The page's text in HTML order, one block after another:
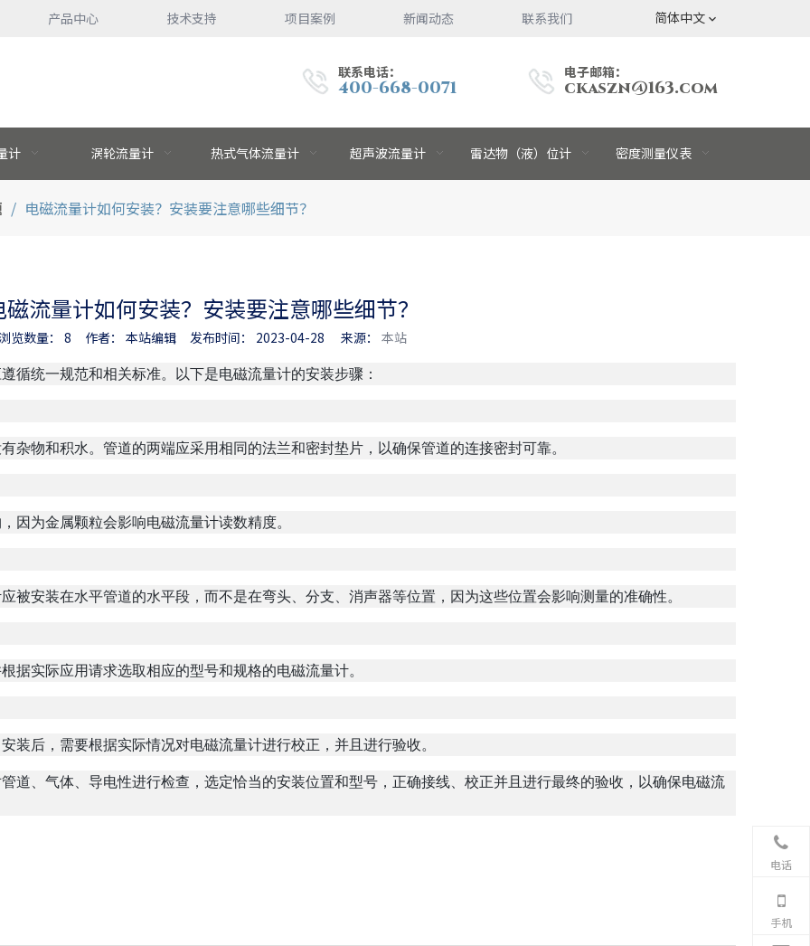
产品中心 技术支持 项目案例 新闻动态 联系我们 简体中文
联系电话：
400-668-0071
电子邮箱：
ckaszn@163.com
计 涡轮流量计 热式气体流量计 超声波流量计 雷达物（液）位计 密度测量仪表
/ 电磁流量计如何安装？安装要注意哪些细节？
磁流量计如何安装？安装要注意哪些细节？
览数量： 8 作者： 本站编辑 发布时间： 2023-04-28 来源： 本站
循统一规范和相关标准。以下是电磁流量计的安装步骤：
杂物和积水。管道的两端应采用相同的法兰和密封垫片，以确保管道的连接密封可靠。
因为金属颗粒会影响电磁流量计读数精度。
被安装在水平管道的水平段，而不是在弯头、分支、消声器等位置，因为这些位置会影响测量的准确性。
据实际应用请求选取相应的型号和规格的电磁流量计。
装后，需要根据实际情况对电磁流量计进行校正，并且进行验收。
道、气体、导电性进行检查，选定恰当的安装位置和型号，正确接线、校正并且进行最终的验收，以确保电磁流
电话
手机